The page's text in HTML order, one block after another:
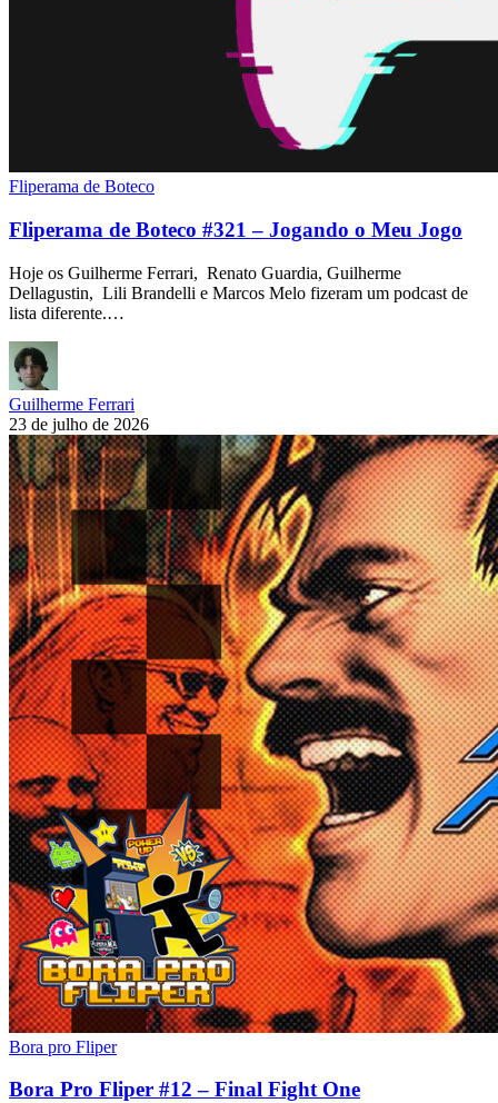
Fliperama de Boteco
Fliperama de Boteco #321 – Jogando o Meu Jogo
Hoje os Guilherme Ferrari, Renato Guardia, Guilherme
Dellagustin, Lili Brandelli e Marcos Melo fizeram um podcast de
lista diferente.…
Guilherme Ferrari
23 de julho de 2026
Bora pro Fliper
Bora Pro Fliper #12 – Final Fight One